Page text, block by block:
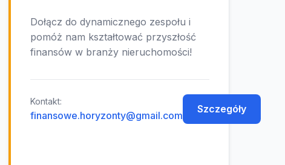
Dołącz do dynamicznego zespołu i
pomóż nam kształtować przyszłość
finansów w branży nieruchomości!
Kontakt:
finansowe.horyzonty@gmail.com
Szczegóły